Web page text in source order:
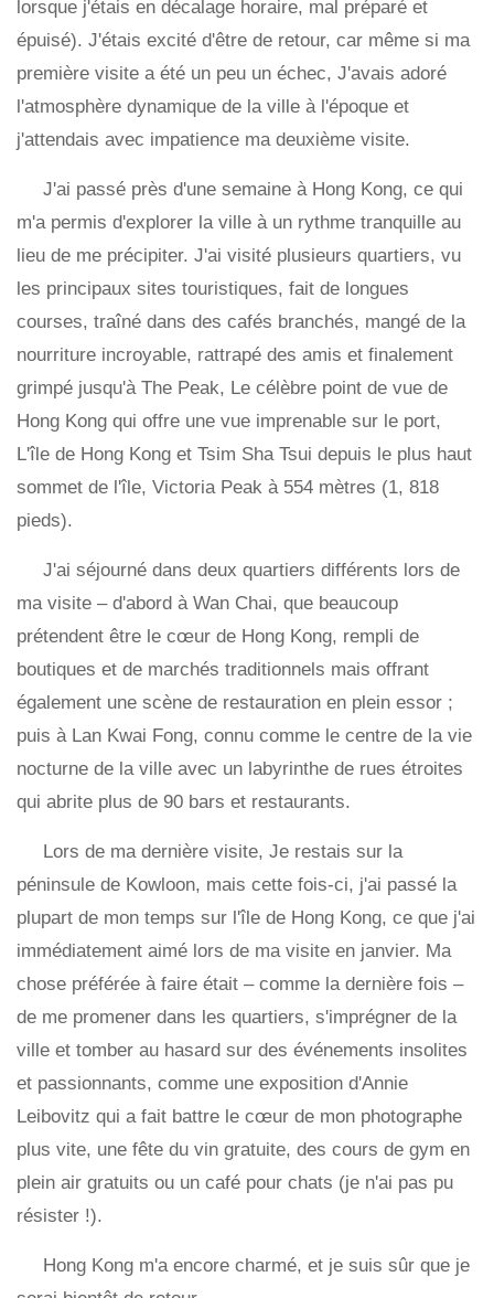
lorsque j'étais en décalage horaire, mal préparé et
épuisé). J'étais excité d'être de retour, car même si ma
première visite a été un peu un échec, J'avais adoré
l'atmosphère dynamique de la ville à l'époque et
j'attendais avec impatience ma deuxième visite.
J'ai passé près d'une semaine à Hong Kong, ce qui
m'a permis d'explorer la ville à un rythme tranquille au
lieu de me précipiter. J'ai visité plusieurs quartiers, vu
les principaux sites touristiques, fait de longues
courses, traîné dans des cafés branchés, mangé de la
nourriture incroyable, rattrapé des amis et finalement
grimpé jusqu'à The Peak, Le célèbre point de vue de
Hong Kong qui offre une vue imprenable sur le port,
L'île de Hong Kong et Tsim Sha Tsui depuis le plus haut
sommet de l'île, Victoria Peak à 554 mètres (1, 818
pieds).
J'ai séjourné dans deux quartiers différents lors de
ma visite – d'abord à Wan Chai, que beaucoup
prétendent être le cœur de Hong Kong, rempli de
boutiques et de marchés traditionnels mais offrant
également une scène de restauration en plein essor ;
puis à Lan Kwai Fong, connu comme le centre de la vie
nocturne de la ville avec un labyrinthe de rues étroites
qui abrite plus de 90 bars et restaurants.
Lors de ma dernière visite, Je restais sur la
péninsule de Kowloon, mais cette fois-ci, j'ai passé la
plupart de mon temps sur l'île de Hong Kong, ce que j'ai
immédiatement aimé lors de ma visite en janvier. Ma
chose préférée à faire était – comme la dernière fois –
de me promener dans les quartiers, s'imprégner de la
ville et tomber au hasard sur des événements insolites
et passionnants, comme une exposition d'Annie
Leibovitz qui a fait battre le cœur de mon photographe
plus vite, une fête du vin gratuite, des cours de gym en
plein air gratuits ou un café pour chats (je n'ai pas pu
résister !).
Hong Kong m'a encore charmé, et je suis sûr que je